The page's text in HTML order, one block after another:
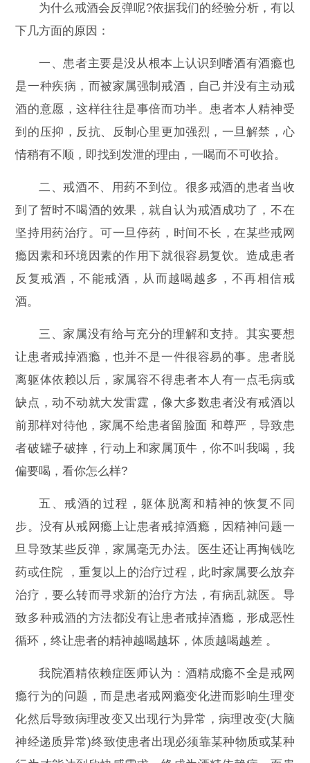
为什么戒酒会反弹呢?依据我们的经验分析，有以
下几方面的原因：
一、患者主要是没从根本上认识到嗜酒有酒瘾也
是一种疾病，而被家属强制戒酒，自己并没有主动戒
酒的意愿，这样往往是事倍而功半。患者本人精神受
到的压抑，反抗、反制心里更加强烈，一旦解禁，心
情稍有不顺，即找到发泄的理由，一喝而不可收拾。
二、戒酒不、用药不到位。很多戒酒的患者当收
到了暂时不喝酒的效果，就自认为戒酒成功了，不在
坚持用药治疗。可一旦停药，时间不长，在某些戒网
瘾因素和环境因素的作用下就很容易复饮。造成患者
反复戒酒，不能戒酒，从而越喝越多，不再相信戒
酒。
三、家属没有给与充分的理解和支持。其实要想
让患者戒掉酒瘾，也并不是一件很容易的事。患者脱
离躯体依赖以后，家属容不得患者本人有一点毛病或
缺点，动不动就大发雷霆，像大多数患者没有戒酒以
前那样对待他，家属不给患者留脸面 和尊严，导致患
者破罐子破摔，行动上和家属顶牛，你不叫我喝，我
偏要喝，看你怎么样?
五、戒酒的过程，躯体脱离和精神的恢复不同
步。没有从戒网瘾上让患者戒掉酒瘾，因精神问题一
旦导致某些反弹，家属毫无办法。医生还让再掏钱吃
药或住院 ，重复以上的治疗过程，此时家属要么放弃
治疗，要么转而寻求新的治疗方法，有病乱就医。导
致多种戒酒的方法都没有让患者戒掉酒瘾，形成恶性
循环，终让患者的精神越喝越坏，体质越喝越差 。
我院酒精依赖症医师认为：酒精成瘾不全是戒网
瘾行为的问题，而是患者戒网瘾变化进而影响生理变
化然后导致病理改变又出现行为异常，病理改变(大脑
神经递质异常)终致使患者出现必须靠某种物质或某种